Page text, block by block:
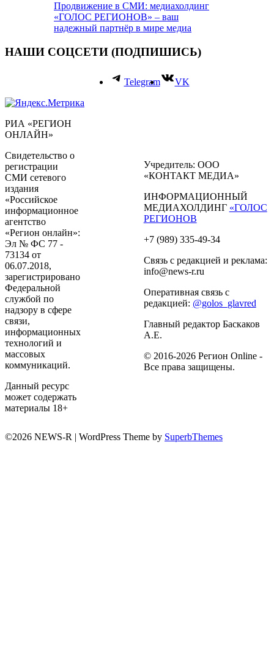
Продвижение в СМИ: медиахолдинг
«ГОЛОС РЕГИОНОВ» – ваш
надежный партнёр в мире медиа
НАШИ СОЦСЕТИ (ПОДПИШИСЬ)
Telegram VK
РИА «РЕГИОН
ОНЛАЙН»
Свидетельство о
регистрации
СМИ сетевого
издания
«Российское
информационное
агентство
«Регион онлайн»:
Эл № ФС 77 -
73134 от
06.07.2018,
зарегистрировано
Федеральной
службой по
надзору в сфере
связи,
информационных
технологий и
массовых
коммуникаций.
Данный ресурс
может содержать
материалы 18+
Учредитель: ООО
«КОНТАКТ МЕДИА»
ИНФОРМАЦИОННЫЙ
МЕДИАХОЛДИНГ «ГОЛОС
РЕГИОНОВ
+7 (989) 335-49-34
Связь с редакцией и реклама:
info@news-r.ru
Оперативная связь с
редакцией: @golos_glavred
Главный редактор Баскаков
А.Е.
© 2016-2026 Регион Online -
Все права защищены.
©2026 NEWS-R | WordPress Theme by SuperbThemes